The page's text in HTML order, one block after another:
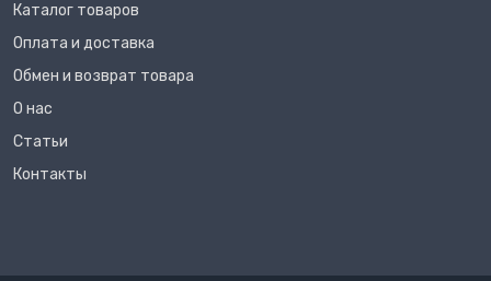
Каталог товаров
Оплата и доставка
Обмен и возврат товара
О нас
Статьи
Контакты